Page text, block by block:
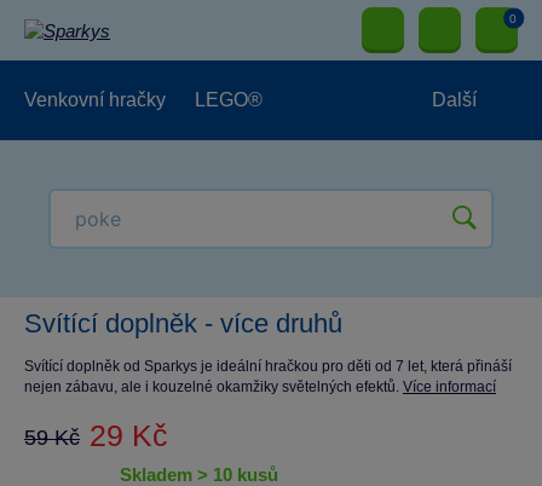
0
Venkovní hračky LEGO® Další
Svítící doplněk - více druhů
Svítící doplněk od Sparkys je ideální hračkou pro děti od 7 let, která přináší
nejen zábavu, ale i kouzelné okamžiky světelných efektů. Více informací
59 Kč 29 Kč
skladem > 10 kusů